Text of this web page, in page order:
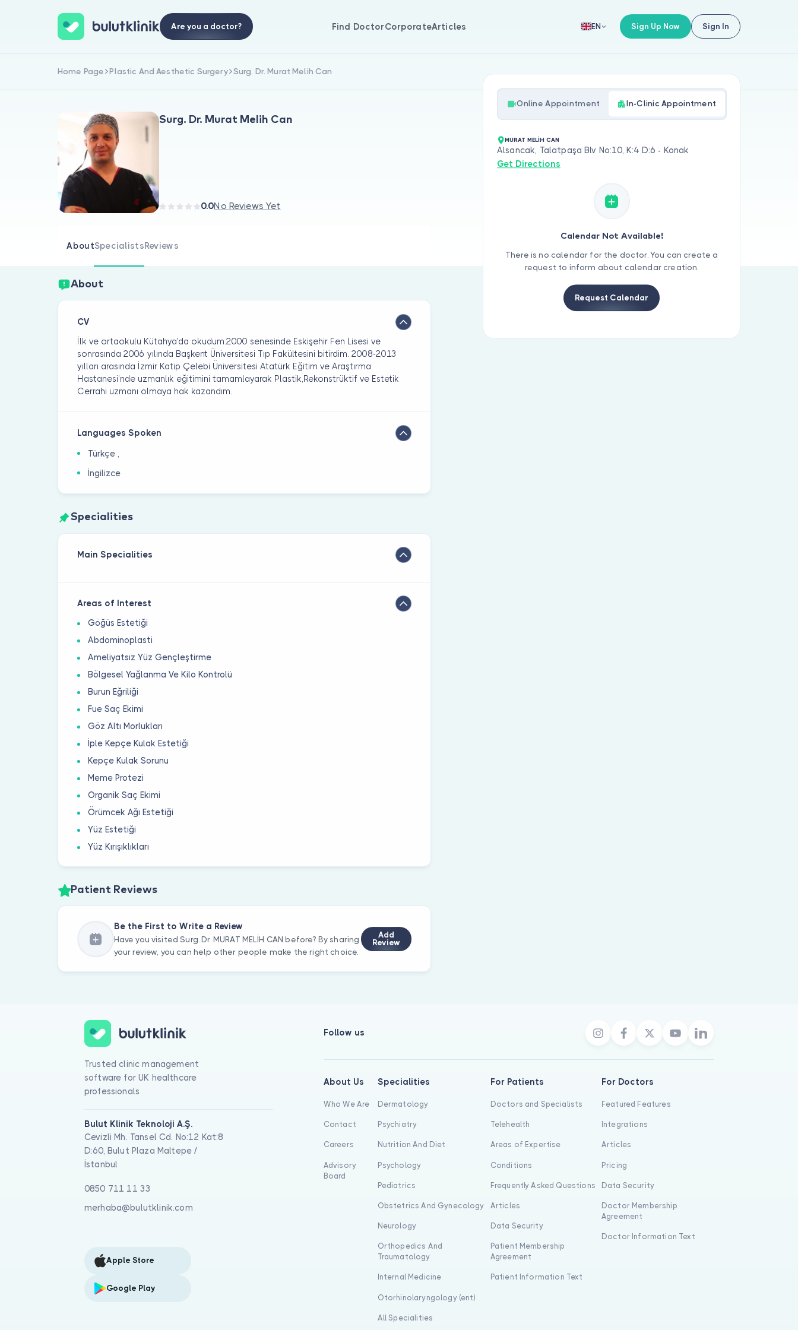
Are you a doctor? Find DoctorCorporateArticles EN Sign Up Now Sign In
Home Page Plastic And Aesthetic Surgery Surg. Dr. Murat Melih Can
Surg. Dr. Murat Melih Can
0.0No Reviews Yet
AboutSpecialistsReviews
About
CV
İlk ve ortaokulu Kütahya'da okudum.2000 senesinde Eskişehir Fen Lisesi ve
sonrasında 2006 yılında Başkent Üniversitesi Tıp Fakültesini bitirdim. 2008-2013
yılları arasında İzmir Katip Çelebi Üniversitesi Atatürk Eğitim ve Araştırma
Hastanesi’nde uzmanlık eğitimini tamamlayarak Plastik,Rekonstrüktif ve Estetik
Cerrahi uzmanı olmaya hak kazandım.
Languages Spoken
Türkçe ,
İngilizce
Specialities
Main Specialities
Areas of Interest
Göğüs Estetiği
Abdominoplasti
Ameliyatsız Yüz Gençleştirme
Bölgesel Yağlanma Ve Kilo Kontrolü
Burun Eğriliği
Fue Saç Ekimi
Göz Altı Morlukları
İple Kepçe Kulak Estetiği
Kepçe Kulak Sorunu
Meme Protezi
Organik Saç Ekimi
Örümcek Ağı Estetiği
Yüz Estetiği
Yüz Kırışıklıkları
Patient Reviews
Be the First to Write a Review
Have you visited Surg. Dr. MURAT MELİH CAN before? By sharing
your review, you can help other people make the right choice.
Add
Review
Online Appointment In-Clinic Appointment
MURAT MELİH CAN
Alsancak, Talatpaşa Blv No:10, K:4 D:6 - Konak
Get Directions
Calendar Not Available!
There is no calendar for the doctor. You can create a
request to inform about calendar creation.
Request Calendar
Trusted clinic management
software for UK healthcare
professionals
Bulut Klinik Teknoloji A.Ş.
Cevizli Mh. Tansel Cd. No:12 Kat:8
D:60, Bulut Plaza Maltepe /
İstanbul
0850 711 11 33
merhaba@bulutklinik.com
Apple Store
Google Play
Follow us
About Us
Who We Are
Contact
Careers
Advisory
Board
Specialities
Dermatology
Psychiatry
Nutrition And Diet
Psychology
Pediatrics
Obstetrics And Gynecology
Neurology
Orthopedics And
Traumatology
Internal Medicine
Otorhinolaryngology (ent)
All Specialities
For Patients
Doctors and Specialists
Telehealth
Areas of Expertise
Conditions
Frequently Asked Questions
Articles
Data Security
Patient Membership
Agreement
Patient Information Text
For Doctors
Featured Features
Integrations
Articles
Pricing
Data Security
Doctor Membership
Agreement
Doctor Information Text